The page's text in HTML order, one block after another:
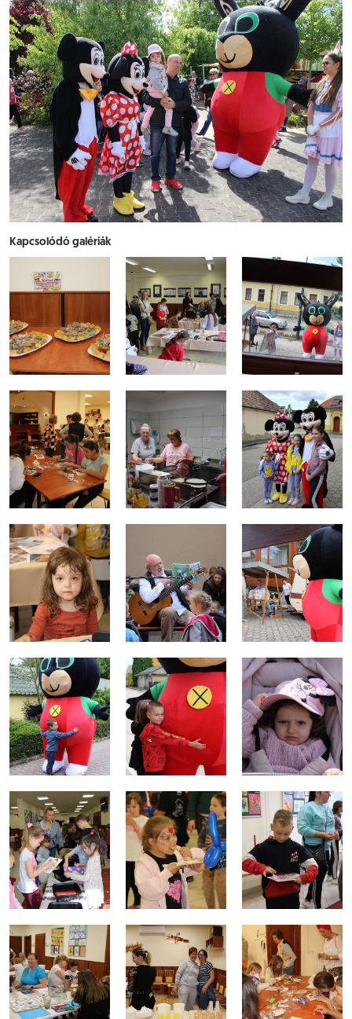
Kapcsolódó galériák